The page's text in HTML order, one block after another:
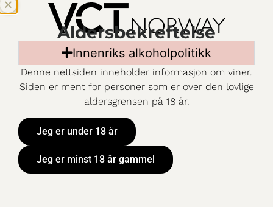
Kjennetegn
Emballasje
Mat
Aldersbekreftelse
Innenriks alkoholpolitikk
Denne nettsiden inneholder informasjon om viner.
Siden er ment for personer som er over den lovlige
aldersgrensen på 18 år.
Jeg er under 18 år
Jeg er minst 18 år gammel